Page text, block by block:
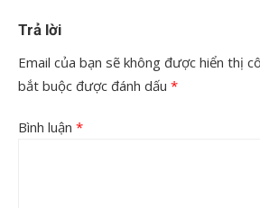
Trả lời
Email của bạn sẽ không được hiển thị
bắt buộc được đánh dấu *
Bình luận *